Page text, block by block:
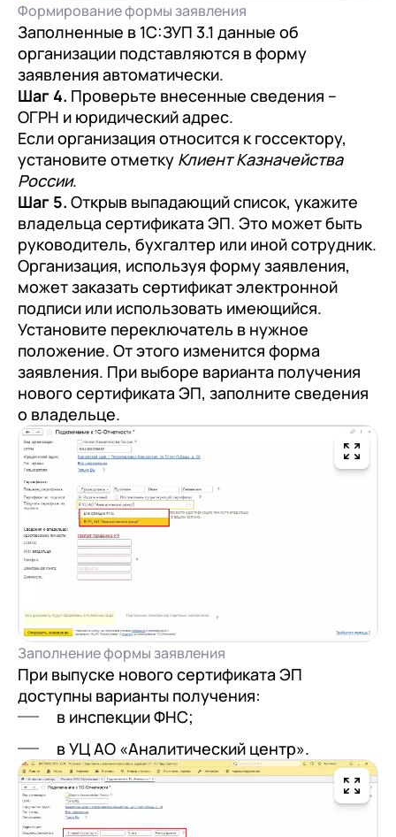
Формирование формы заявления
Заполненные в 1С:ЗУП 3.1 данные об
организации подставляются в форму
заявления автоматически.
Шаг 4. Проверьте внесенные сведения –
ОГРН и юридический адрес.
Если организация относится к госсектору,
установите отметку Клиент Казначейства
России.
Шаг 5. Открыв выпадающий список, укажите
владельца сертификата ЭП. Это может быть
руководитель, бухгалтер или иной сотрудник.
Организация, используя форму заявления,
может заказать сертификат электронной
подписи или использовать имеющийся.
Установите переключатель в нужное
положение. От этого изменится форма
заявления. При выборе варианта получения
нового сертификата ЭП, заполните сведения
о владельце.
Заполнение формы заявления
При выпуске нового сертификата ЭП
доступны варианты получения:
в инспекции ФНС;
в УЦ АО «Аналитический центр».